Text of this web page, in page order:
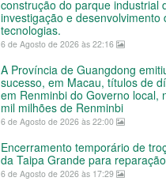
construção do parque industrial
investigação e desenvolvimento
tecnologias.
6 de Agosto de 2026 às 22:16
A Província de Guangdong
sucesso, em Macau, títulos de
em Renminbi do Governo local,
mil milhões de Renminbi
6 de Agosto de 2026 às 22:00
Encerramento temporário de
da Taipa Grande para reparação
6 de Agosto de 2026 às 17:29